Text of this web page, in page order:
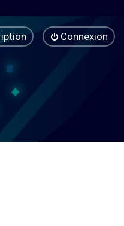
Connexion